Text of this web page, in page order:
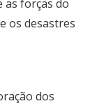
as forças do
os desastres
dos